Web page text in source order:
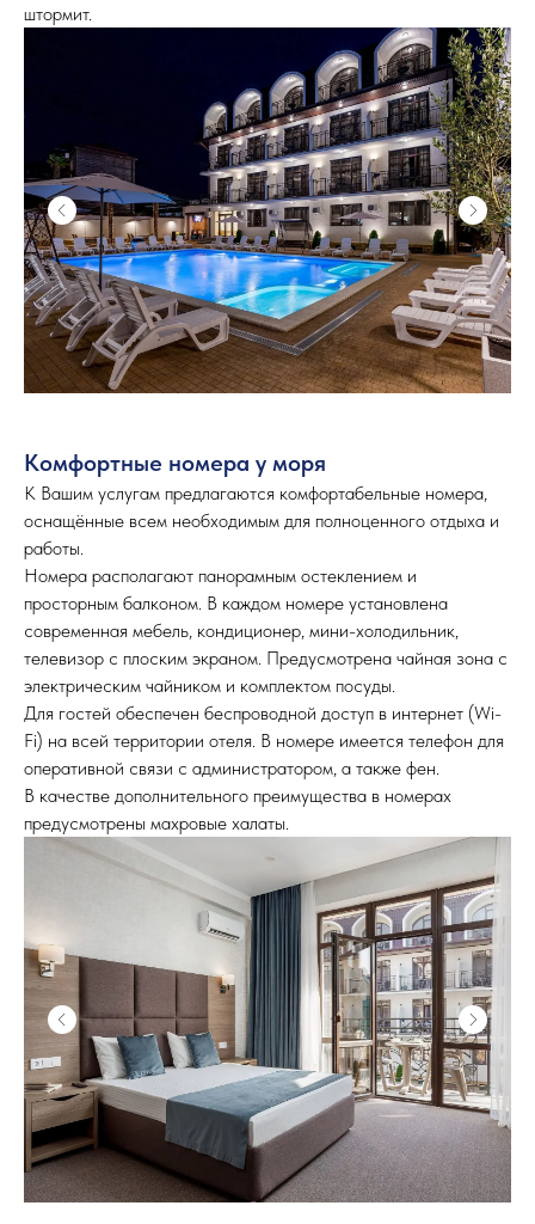
штормит.
Комфортные номера у моря
К Вашим услугам предлагаются комфортабельные номера,
оснащённые всем необходимым для полноценного отдыха и
работы.
Номера располагают панорамным остеклением и
просторным балконом. В каждом номере установлена
современная мебель, кондиционер, мини-холодильник,
телевизор с плоским экраном. Предусмотрена чайная зона с
электрическим чайником и комплектом посуды.
Для гостей обеспечен беспроводной доступ в интернет (Wi-
Fi) на всей территории отеля. В номере имеется телефон для
оперативной связи с администратором, а также фен.
В качестве дополнительного преимущества в номерах
предусмотрены махровые халаты.